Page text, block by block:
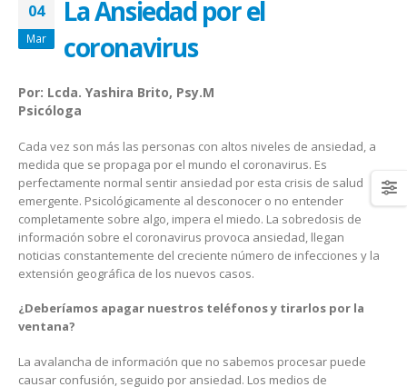
04
Mar
La Ansiedad por el
coronavirus
Por: Lcda. Yashira Brito, Psy.M
Psicóloga
Cada vez son más las personas con altos niveles de ansiedad, a
medida que se propaga por el mundo el coronavirus. Es
perfectamente normal sentir ansiedad por esta crisis de salud
emergente. Psicológicamente al desconocer o no entender
completamente sobre algo, impera el miedo. La sobredosis de
información sobre el coronavirus provoca ansiedad, llegan
noticias constantemente del creciente número de infecciones y la
extensión geográfica de los nuevos casos.
¿Deberíamos apagar nuestros teléfonos y tirarlos por la
ventana?
La avalancha de información que no sabemos procesar puede
causar confusión, seguido por ansiedad. Los medios de
May 28, 2026